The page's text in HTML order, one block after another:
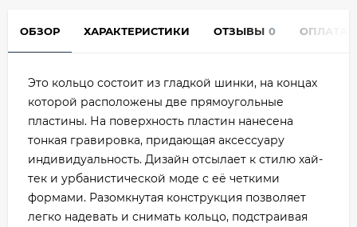
ОБЗОР ХАРАКТЕРИСТИКИ ОТЗЫВЫ 0 ОПЛАТА
Это кольцо состоит из гладкой шинки, на концах
которой расположены две прямоугольные
пластины. На поверхность пластин нанесена
тонкая гравировка, придающая аксессуару
индивидуальность. Дизайн отсылает к стилю хай-
тек и урбанистической моде с её четкими
формами. Разомкнутая конструкция позволяет
легко надевать и снимать кольцо, подстраивая